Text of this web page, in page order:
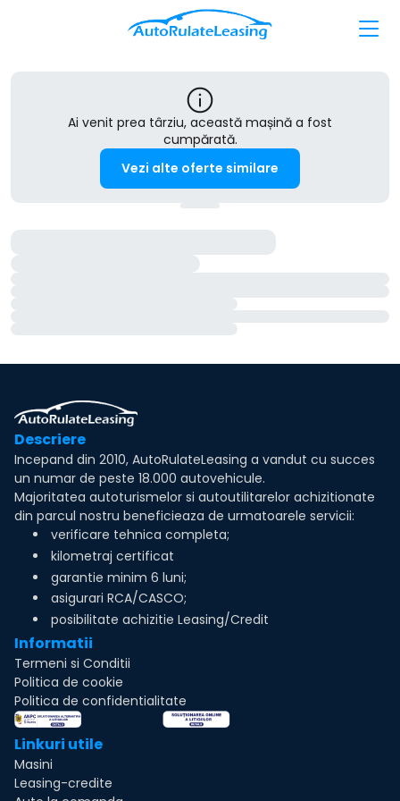
Ai venit prea târziu, această mașină a fost
cumpărată.
Vezi alte oferte similare
Descriere
Incepand din 2010, AutoRulateLeasing a vandut cu succes
un numar de peste 18.000 autovehicule.
Majoritatea autoturismelor si autoutilitarelor achizitionate
din parcul nostru beneficieaza de urmatoarele servicii:
verificare tehnica completa;
kilometraj certificat
garantie minim 6 luni;
asigurari RCA/CASCO;
posibilitate achizitie Leasing/Credit
Informatii
Termeni si Conditii
Politica de cookie
Politica de confidentialitate
Linkuri utile
Masini
Leasing-credite